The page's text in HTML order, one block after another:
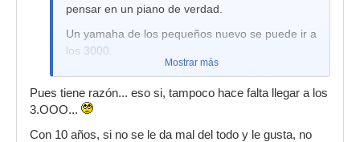
pensar en un piano de verdad.
Un yamaha de los pequeños nuevo se puede ir a
los 3000.
Vamos, si quieren que la niña aprenda bien.
Saludos.
Mostrar más
Pues tiene razón... eso si, tampoco hace falta llegar a los
3.OOO...
Con 10 años, si no se le da mal del todo y le gusta, no